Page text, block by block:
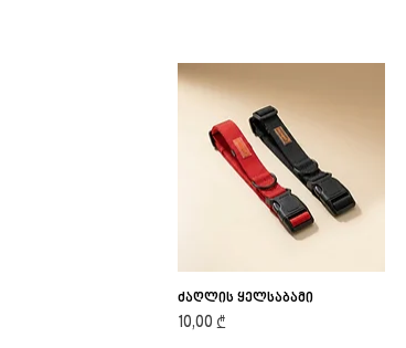
Quick View
ძაღლის ყელსაბამი
Price
10,00 ₾